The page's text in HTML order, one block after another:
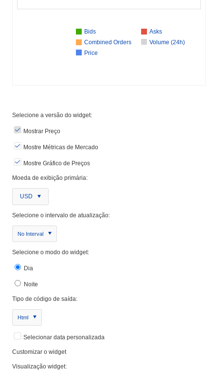
Bids
Asks
Combined Orders
Volume (24h)
Price
Selecione a versão do widget:
Mostrar Preço
Mostre Métricas de Mercado
Mostre Gráfico de Preços
Moeda de exibição primária:
USD
Selecione o intervalo de atualização:
No Interval
Selecione o modo do widget:
Dia
Noite
Tipo de código de saída:
Html
Selecionar data personalizada
Customizar o widget
Visualização widget: